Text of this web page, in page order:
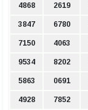
4868 2619
3847 6780
7150 4063
9534 8202
5863 0691
4928 7852